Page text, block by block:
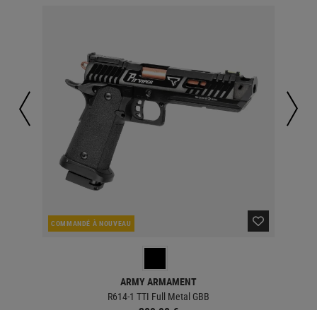
COMMANDÉ À NOUVEAU
ARMY ARMAMENT
R614-1 TTI Full Metal GBB